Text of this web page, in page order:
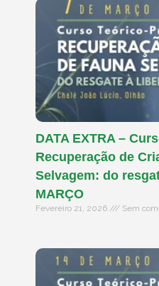
DATA EXTRA –
Recuperação de
Selvagem: do
MARÇO
Fevereiro 21, 2026 Sem